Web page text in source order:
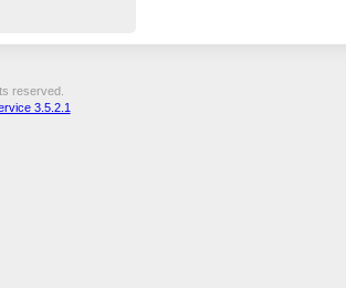
reserved.
3.5.2.1